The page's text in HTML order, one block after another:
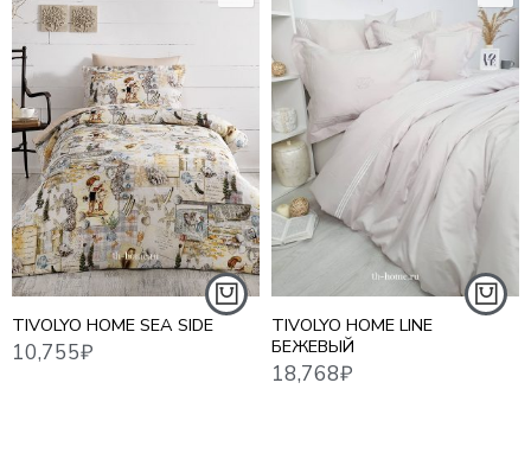
TIVOLYO HOME SEA SIDE
10,755 ₽
TIVOLYO HOME LINE
БЕЖЕВЫЙ
18,768₽
ЕВРО СТАНДАРТ